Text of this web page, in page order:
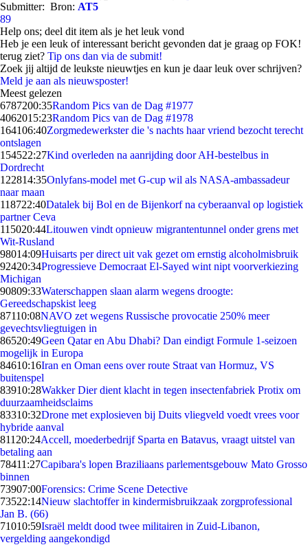
Submitter: Bron: AT5
89
Help ons; deel dit item als je het leuk vond
Heb je een leuk of interessant bericht gevonden dat je graag op FOK!
terug ziet? Tip ons dan via de submit!
Zoek jij altijd de leukste nieuwtjes en kun je daar leuk over schrijven?
Meld je aan als nieuwsposter!
Meest gelezen
6787200:35Random Pics van de Dag #1977
4062015:23Random Pics van de Dag #1978
164106:40Zorgmedewerkster die 's nachts haar vriend bezocht terecht
ontslagen
154522:27Kind overleden na aanrijding door AH-bestelbus in
Dordrecht
122814:35Onlyfans-model met G-cup wil als NASA-ambassadeur
naar maan
118722:40Datalek bij Bol en de Bijenkorf na cyberaanval op logistiek
partner Ceva
115020:44Litouwen vindt opnieuw migrantentunnel onder grens met
Wit-Rusland
98014:09Huisarts per direct uit vak gezet om ernstig alcoholmisbruik
92420:34Progressieve Democraat El-Sayed wint nipt voorverkiezing
Michigan
90809:33Waterschappen slaan alarm wegens droogte:
Gereedschapskist leeg
87110:08NAVO zet wegens Russische provocatie 250% meer
gevechtsvliegtuigen in
86520:49Geen Qatar en Abu Dhabi? Dan eindigt Formule 1-seizoen
mogelijk in Europa
84610:16Iran en Oman eens over route Straat van Hormuz, VS
buitenspel
83910:28Wakker Dier dient klacht in tegen insectenfabriek Protix om
duurzaamheidsclaims
83310:32Drone met explosieven bij Duits vliegveld voedt vrees voor
hybride aanval
811 20:24Accell, moederbedrijf Sparta en Batavus, vraagt uitstel van
betaling aan
78411:27Capibara's lopen Braziliaans parlementsgebouw Mato Grosso
binnen
73907:00Forensics: Crime Scene Detective
73522:14Nieuw slachtoffer in kindermisbruikzaak zorgprofessional
Jan B. (66)
71010:59Israël meldt dood twee militairen in Zuid-Libanon,
vergelding aangekondigd